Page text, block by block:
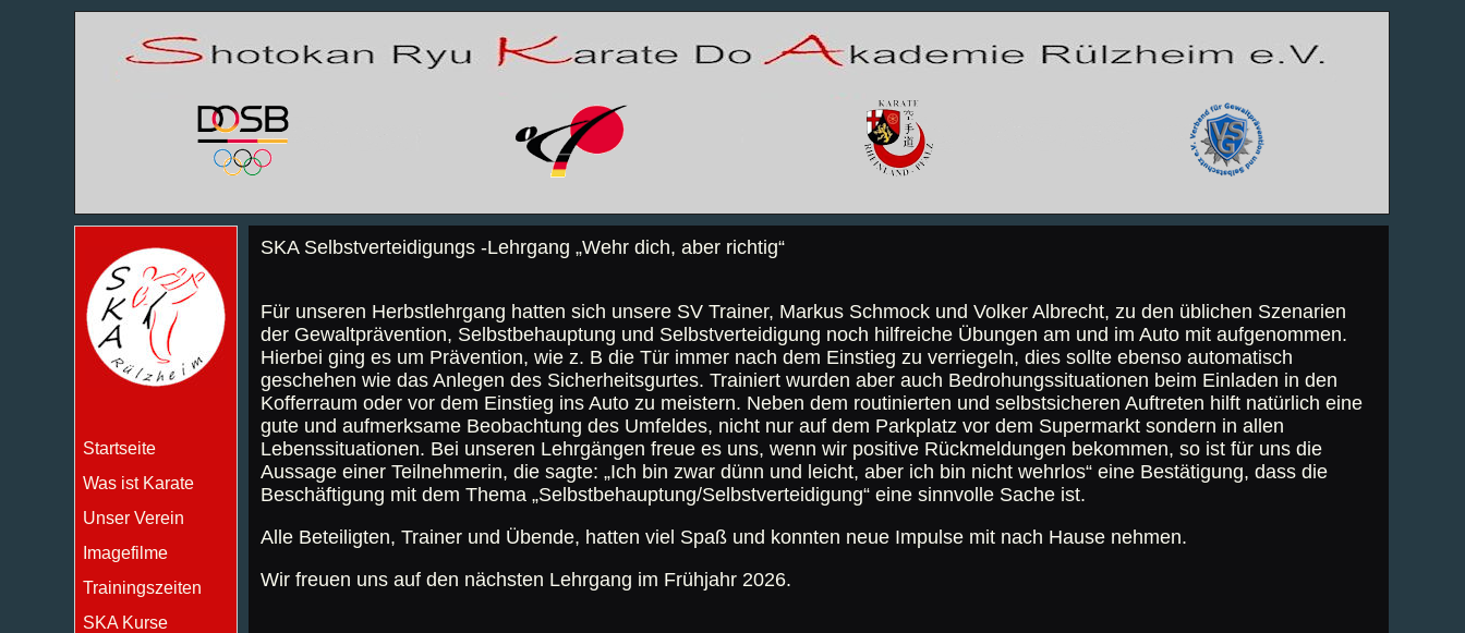
Startseite
Was ist Karate
Unser Verein
Imagefilme
Trainingszeiten
SKA Kurse
SKA Selbstverteidigungs -Lehrgang „Wehr dich, aber richtig“
Für unseren Herbstlehrgang hatten sich unsere SV Trainer, Markus Schmock und Volker Albrecht, zu den üblichen Szenarien
der Gewaltprävention, Selbstbehauptung und Selbstverteidigung noch hilfreiche Übungen am und im Auto mit aufgenommen.
Hierbei ging es um Prävention, wie z. B die Tür immer nach dem Einstieg zu verriegeln, dies sollte ebenso automatisch
geschehen wie das Anlegen des Sicherheitsgurtes. Trainiert wurden aber auch Bedrohungssituationen beim Einladen in den
Kofferraum oder vor dem Einstieg ins Auto zu meistern. Neben dem routinierten und selbstsicheren Auftreten hilft natürlich eine
gute und aufmerksame Beobachtung des Umfeldes, nicht nur auf dem Parkplatz vor dem Supermarkt sondern in allen
Lebenssituationen. Bei unseren Lehrgängen freue es uns, wenn wir positive Rückmeldungen bekommen, so ist für uns die
Aussage einer Teilnehmerin, die sagte: „Ich bin zwar dünn und leicht, aber ich bin nicht wehrlos“ eine Bestätigung, dass die
Beschäftigung mit dem Thema „Selbstbehauptung/Selbstverteidigung“ eine sinnvolle Sache ist.
Alle Beteiligten, Trainer und Übende, hatten viel Spaß und konnten neue Impulse mit nach Hause nehmen.
Wir freuen uns auf den nächsten Lehrgang im Frühjahr 2026.